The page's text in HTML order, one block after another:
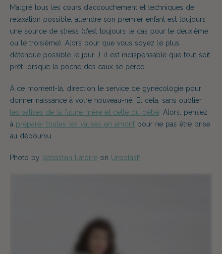
Malgré tous les cours d’accouchement et techniques de
relaxation possible, attendre son premier enfant est toujours
une source de stress (c’est toujours le cas pour le deuxième
ou le troisième). Alors pour que vous soyez le plus
détendue possible le jour J, il est indispensable que tout soit
prêt lorsque la poche des eaux se perce.
À ce moment-là, direction le service de gynécologie pour
donner naissance à votre nouveau-né. Et cela, sans oublier
les valises de la future mère et celle du bébé . Alors, pensez
à préparer toutes les valises en amont pour ne pas être prise
au dépourvu.
Photo by Sebastian Latorre on Unsplash